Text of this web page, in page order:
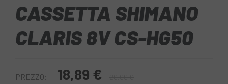
CASSETTA SHIMANO
CLARIS 8V CS-HG50
PREZZO: 18,89 €